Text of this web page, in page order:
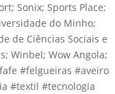
Sonix; Sports Place;
do Minho;
de Ciências Sociais e
Winbel; Wow Angola;
#felgueiras #aveiro
#textil #tecnologia